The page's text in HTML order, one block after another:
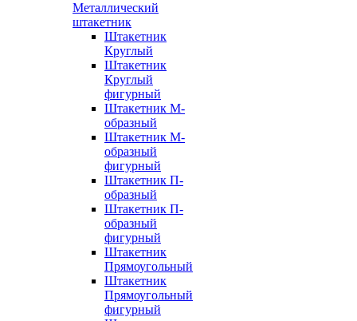
Металлический
штакетник
Штакетник
Круглый
Штакетник
Круглый
фигурный
Штакетник М-
образный
Штакетник М-
образный
фигурный
Штакетник П-
образный
Штакетник П-
образный
фигурный
Штакетник
Прямоугольный
Штакетник
Прямоугольный
фигурный